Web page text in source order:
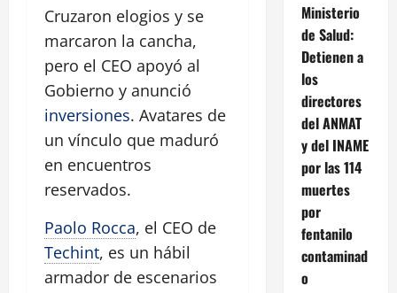
Cruzaron elogios y se
marcaron la cancha,
pero el CEO apoyó al
Gobierno y anunció
inversiones. Avatares de
un vínculo que maduró
en encuentros
reservados.
Paolo Rocca, el CEO de
Techint, es un hábil
armador de escenarios
Ministerio
de Salud:
Detienen a
los
directores
del ANMAT
y del INAME
por las 114
muertes
por
fentanilo
contaminad
o